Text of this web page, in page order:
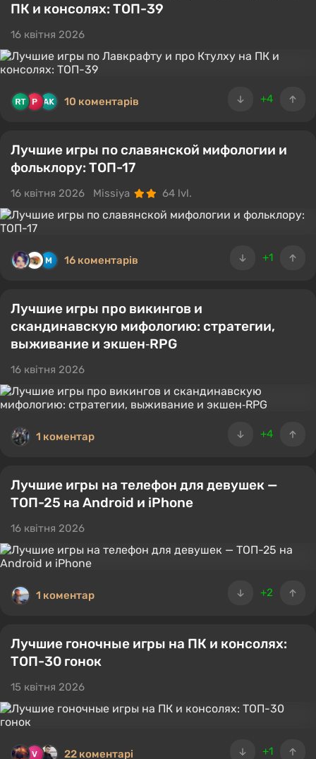
ПК и консолях: ТОП-39
16 квітня 2026
+4
10 коментарів
Лучшие игры по славянской мифологии и
фольклору: ТОП-17
16 квітня 2026 Missiya 64 lvl.
+1
16 коментарів
Лучшие игры про викингов и
скандинавскую мифологию: стратегии,
выживание и экшен‑RPG
16 квітня 2026
+4
1 коментар
Лучшие игры на телефон для девушек —
ТОП-25 на Android и iPhone
16 квітня 2026
+2
1 коментар
Лучшие гоночные игры на ПК и консолях:
ТОП-30 гонок
15 квітня 2026
+1
22 коментарі